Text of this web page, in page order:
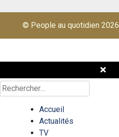
© People au quotidien 2026
Rechercher :
Accueil
Actualités
TV